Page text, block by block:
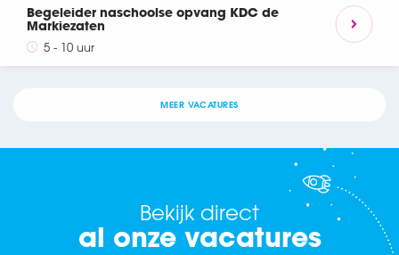
Begeleider naschoolse opvang KDC de
Markiezaten
5 - 10 uur
MEER VACATURES
Bekijk direct
al onze vacatures